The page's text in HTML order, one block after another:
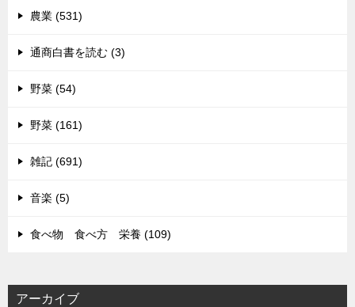
農業 (531)
通商白書を読む (3)
野菜 (54)
野菜 (161)
雑記 (691)
音楽 (5)
食べ物 食べ方 栄養 (109)
アーカイブ